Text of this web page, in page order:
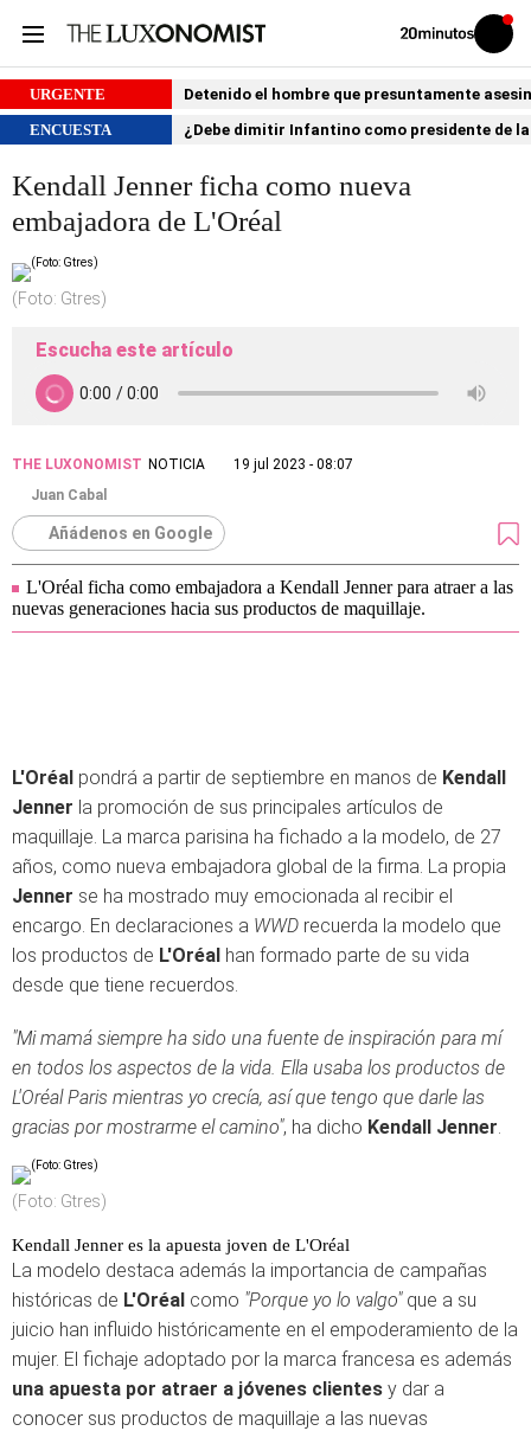
Volver
Iniciar
sesión
URGENTE
Detenido el hombre que presuntamente
ENCUESTA
¿Debe dimitir Infantino como presidente de
Kendall Jenner ficha como nueva
embajadora de L'Oréal
(Foto: Gtres)
Escucha este artículo
THE LUXONOMIST NOTICIA
19 jul 2023 - 08:07
Juan Cabal
Añádenos en Google
L'Oréal ficha como embajadora a Kendall Jenner para atraer a las
nuevas generaciones hacia sus productos de maquillaje.
L'Oréal pondrá a partir de septiembre en manos de Kendall
Jenner la promoción de sus principales artículos de
maquillaje. La marca parisina ha fichado a la modelo, de 27
años, como nueva embajadora global de la firma. La propia
Jenner se ha mostrado muy emocionada al recibir el
encargo. En declaraciones a WWD recuerda la modelo que
los productos de L'Oréal han formado parte de su vida
desde que tiene recuerdos.
"Mi mamá siempre ha sido una fuente de inspiración para mí
en todos los aspectos de la vida. Ella usaba los productos de
L'Oréal Paris mientras yo crecía, así que tengo que darle las
gracias por mostrarme el camino", ha dicho Kendall Jenner.
(Foto: Gtres)
Kendall Jenner es la apuesta joven de L'Oréal
La modelo destaca además la importancia de campañas
históricas de L'Oréal como "Porque yo lo valgo"que a su
juicio han influido históricamente en el empoderamiento de la
mujer. El fichaje adoptado por la marca francesa es además
una apuesta por atraer a jóvenes clientes y dar a
conocer sus productos de maquillaje a las nuevas